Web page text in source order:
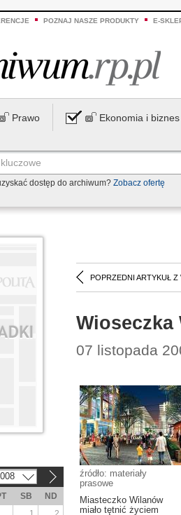
POZNAJ NASZE PRODUKTY E-
Prawo Ekonomia i biznes
dostęp do archiwum? Zobacz ofertę
POPRZEDNI ARTYKUŁ Z
Wioseczka
07 listopada
źródło: materiały
prasowe
Miasteczko Wilanów
miało tętnić życiem
SB
ND